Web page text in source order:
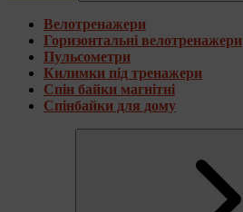
Велотренажери
Горизонтальні велотренажери
Пульсометри
Килимки під тренажери
Спін байки магнітні
Спінбайки для дому